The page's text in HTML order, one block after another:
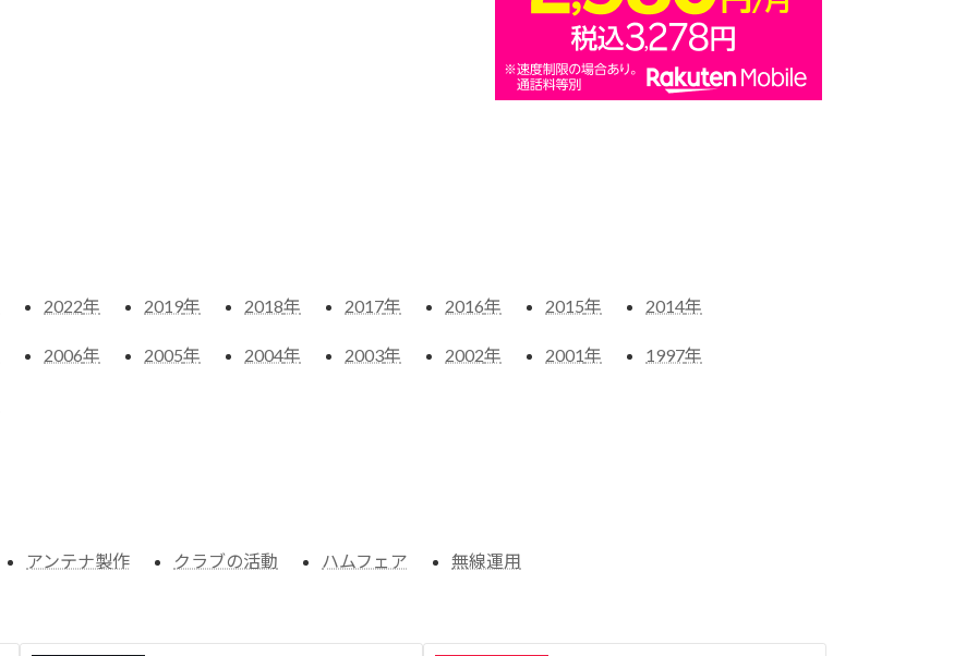
2022年 2019年 2018年 2017年 2016年 2015年 2014年
2006年 2005年 2004年 2003年 2002年 2001年 1997年
アンテナ製作 クラブの活動 ハムフェア 無線運用